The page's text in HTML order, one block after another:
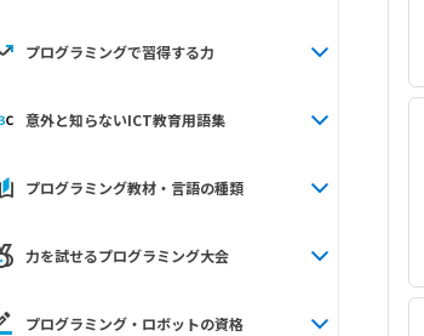
プログラミングで習得する力
意外と知らないICT教育用語集
プログラミング教材・言語の種類
力を試せるプログラミング大会
プログラミング・ロボットの資格